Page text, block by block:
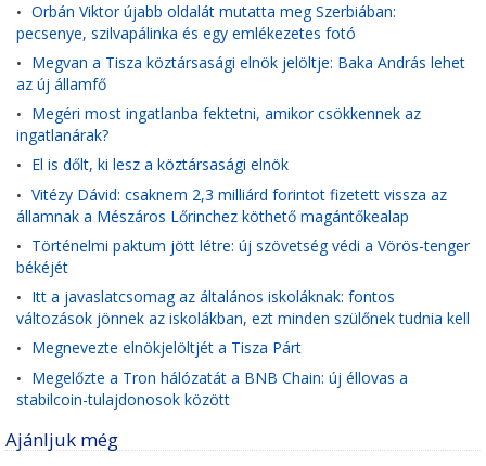
• Orbán Viktor újabb oldalát mutatta meg Szerbiában:
pecsenye, szilvapálinka és egy emlékezetes fotó
• Megvan a Tisza köztársasági elnök jelöltje: Baka András lehet
az új államfő
• Megéri most ingatlanba fektetni, amikor csökkennek az
ingatlanárak?
• El is dőlt, ki lesz a köztársasági elnök
• Vitézy Dávid: csaknem 2,3 milliárd forintot fizetett vissza az
államnak a Mészáros Lőrinchez köthető magántőkealap
• Történelmi paktum jött létre: új szövetség védi a Vörös-tenger
békéjét
• Itt a javaslatcsomag az általános iskoláknak: fontos
változások jönnek az iskolákban, ezt minden szülőnek tudnia kell
• Megnevezte elnökjelöltjét a Tisza Párt
• Megelőzte a Tron hálózatát a BNB Chain: új éllovas a
stabilcoin-tulajdonosok között
Ajánljuk még